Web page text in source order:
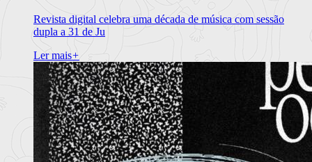
Revista digital celebra uma década de música com sessão
dupla a 31 de Ju
Ler mais+